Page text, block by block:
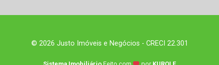
© 2026 Justo Imóveis e Negócios - CRECI 22.301